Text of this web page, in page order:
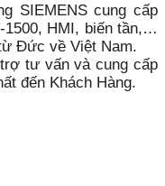
SIEMENS cung cấp
1500, HMI, biến tần,…
Đức về Việt Nam.
tư vấn và cung cấp
đến Khách Hàng.